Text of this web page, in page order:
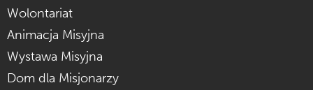
Wolontariat
Animacja Misyjna
Wystawa Misyjna
Dom dla Misjonarzy